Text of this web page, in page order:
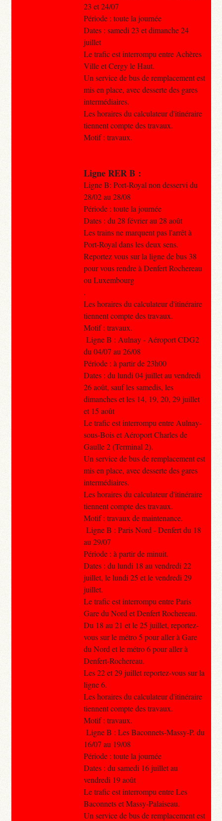
23 et 24/07
Période : toute la journée
Dates : samedi 23 et dimanche 24
juillet
Le trafic est interrompu entre Achères
Ville et Cergy le Haut.
Un service de bus de remplacement est
mis en place, avec desserte des gares
intermédiaires.
Les horaires du calculateur d'itinéraire
tiennent compte des travaux.
Motif : travaux.
Ligne RER B :
Ligne B: Port-Royal non desservi du
28/02 au 28/08
Période : toute la journée
Dates : du 28 février au 28 août
Les trains ne marquent pas l'arrêt à
Port-Royal dans les deux sens.
Reportez vous sur la ligne de bus 38
pour vous rendre à Denfert Rochereau
ou Luxembourg
.
Les horaires du calculateur d'itinéraire
tiennent compte des travaux.
Motif : travaux.
Ligne B : Aulnay - Aéroport CDG2
du 04/07 au 26/08
Période : à partir de 23h00
Dates : du lundi 04 juillet au vendredi
26 août, sauf les samedis, les
dimanches et les 14, 19, 20, 29 juillet
et 15 août
Le trafic est interrompu entre Aulnay-
sous-Bois et Aéroport Charles de
Gaulle 2 (Terminal 2).
Un service de bus de remplacement est
mis en place, avec desserte des gares
intermédiaires.
Les horaires du calculateur d'itinéraire
tiennent compte des travaux.
Motif : travaux de maintenance.
Ligne B : Paris Nord - Denfert du 18
au 29/07
Période : à partir de minuit.
Dates : du lundi 18 au vendredi 22
juillet, le lundi 25 et le vendredi 29
juillet.
Le trafic est interrompu entre Paris
Gare du Nord et Denfert Rochereau.
Du 18 au 21 et le 25 juillet, reportez-
vous sur le métro 5 pour aller à Gare
du Nord et le métro 6 pour aller à
Denfert-Rochereau.
Les 22 et 29 juillet reportez-vous sur la
ligne 6.
Les horaires du calculateur d'itinéraire
tiennent compte des travaux.
Motif : travaux.
Ligne B : Les Baconnets-Massy-P. du
16/07 au 19/08
Période : toute la journée
Dates : du samedi 16 juillet au
vendredi 19 août
Le trafic est interrompu entre Les
Baconnets et Massy-Palaiseau.
Un service de bus de remplacement est